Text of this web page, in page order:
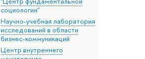
социологии"
Научно-учебная лаборатория
исследований в области
бизнес-коммуникаций
Центр внутреннего